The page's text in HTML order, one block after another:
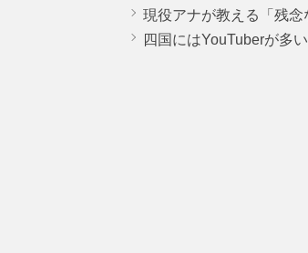
現役アナが教える「残
四国にはYouTuberが多